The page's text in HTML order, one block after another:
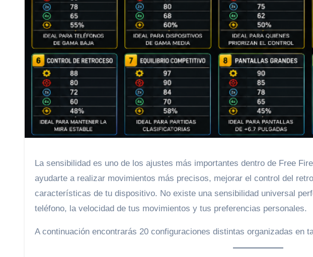
La sensibilidad es uno de los ajustes más importantes dentro de Free
ayudarte a realizar movimientos más precisos, mejorar el control del
características de tu dispositivo. No existe una sensibilidad universal
teléfono, la velocidad de tus movimientos y tus preferencias personales.
A continuación encontrarás 20 configuraciones distintas organizadas en